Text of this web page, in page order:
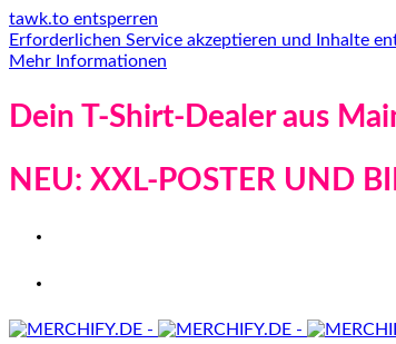
tawk.to entsperren
Erforderlichen Service akzeptieren und Inhalte
Mehr Informationen
Dein T-Shirt-Dealer aus
NEU: XXL-POSTER UND